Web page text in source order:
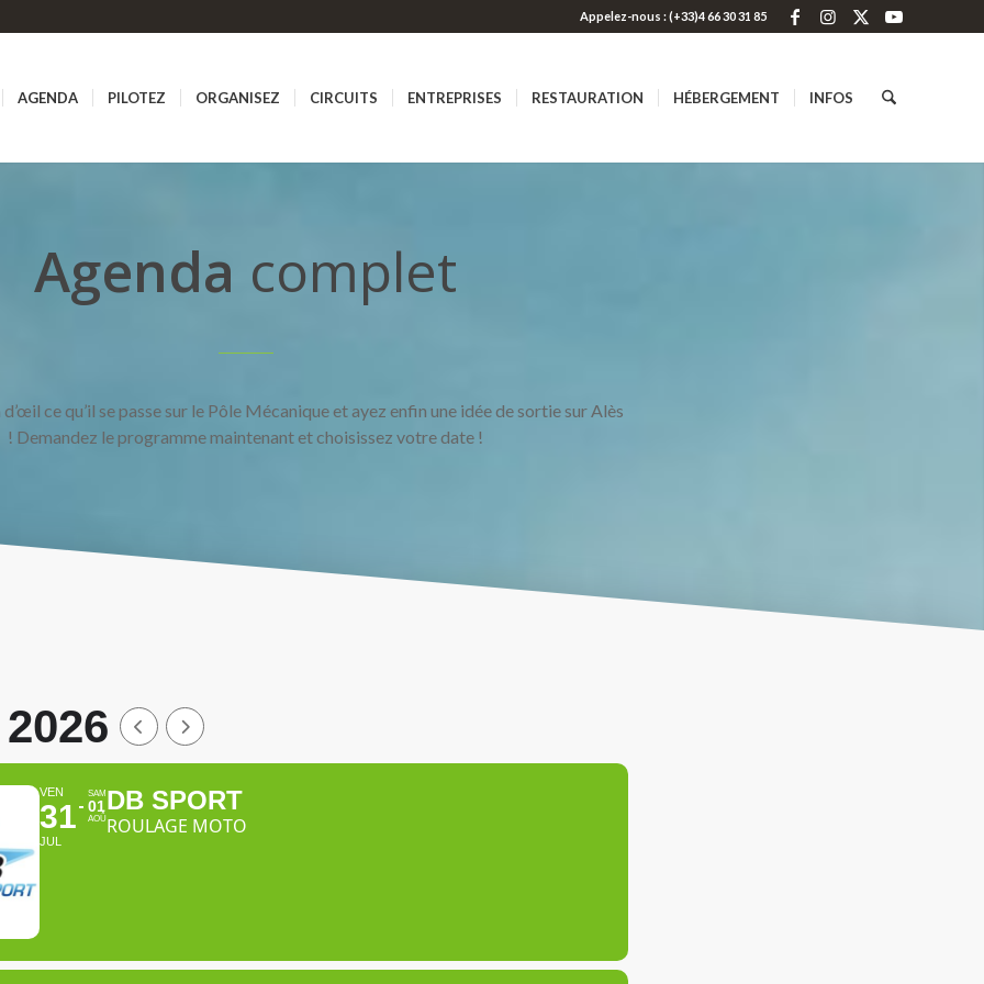
Appelez-nous : (+33)4 66 30 31 85
AGENDA PILOTEZ ORGANISEZ CIRCUITS ENTREPRISES RESTAURATION HÉBERGEMENT INFOS
Agenda complet
ce qu’il se passe sur le Pôle Mécanique et ayez enfin une idée de sortie sur Alès
! Demandez le programme maintenant et choisissez votre date !
VEN
31
JUL
SAM
01
AOÛ
DB SPORT
ROULAGE MOTO